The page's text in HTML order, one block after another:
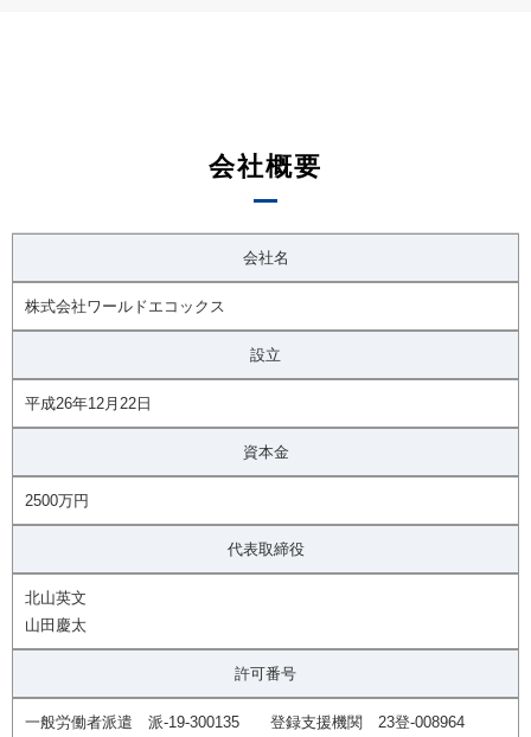
会社概要
会社名
株式会社ワールドエコックス
設立
平成26年12月22日
資本金
2500万円
代表取締役
北山英文
山田慶太
許可番号
一般労働者派遣 派-19-300135 登録支援機関 23登-008964